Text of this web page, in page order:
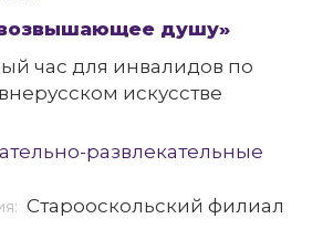
возвышающее душу»
час для инвалидов по
искусстве
развлекательные
Старооскольский филиал